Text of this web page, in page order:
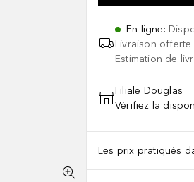
En ligne:
Livraison offerte
Estimation de
Filiale Douglas
Vérifiez la
Les prix pratiqués